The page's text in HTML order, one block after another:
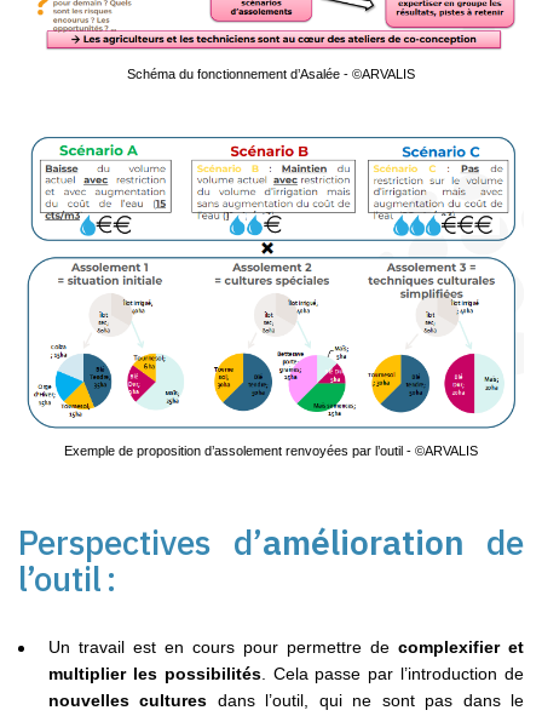
Schéma du fonctionnement d’Asalée - ©ARVALIS
Exemple de proposition d’assolement renvoyées par l’outil - ©ARVALIS
Perspectives d’amélioration de
l’outil :
Un travail est en cours pour permettre de complexifier et
multiplier les possibilités. Cela passe par l’introduction de
nouvelles cultures dans l’outil, qui ne sont pas dans le